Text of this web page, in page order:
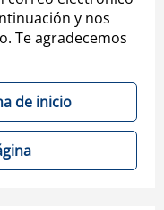
y nos
Te agradecemos
de inicio